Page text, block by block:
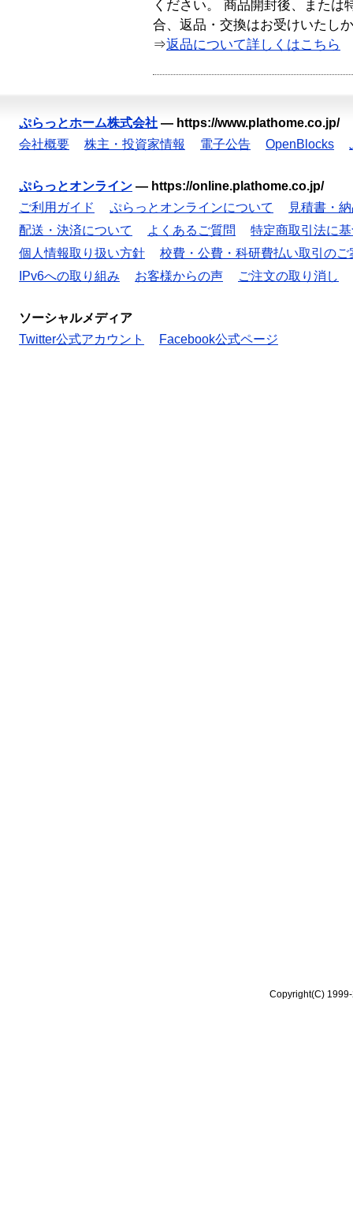
ください。 商品開封後、または
合、返品・交換はお受けいたし
⇒返品について詳しくはこちら
ぷらっとホーム株式会社 — https://www.plathome.co.jp/
会社概要
株主・投資家情報 電子公告 OpenBlocks
ぷらっとオンライン — https://online.plathome.co.jp/
ご利用ガイド
ぷらっとオンラインについて
見積書・
配送・決済について
よくあるご質問
特定商取引法に
個人情報取り扱い方針
校費・公費・科研費払い取引のご
IPv6への取り組み
お客様からの声 ご注文の取り消し
ソーシャルメディア
Twitter公式アカウント
Facebook公式ページ
Copyright(C)